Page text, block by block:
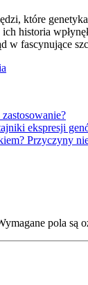
które
historia
w fascynujące
ekspresji
Przyczyny
pola są